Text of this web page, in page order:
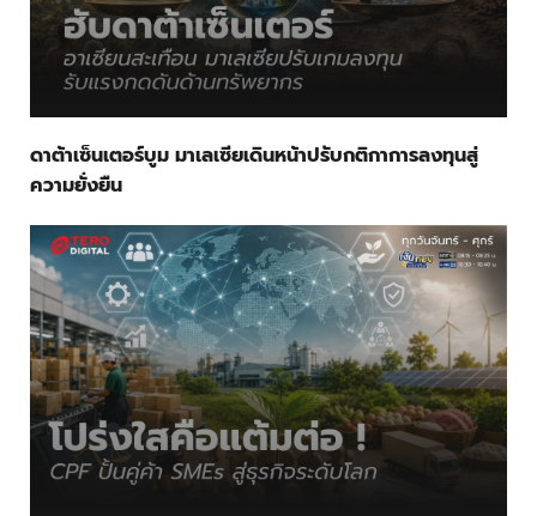
ดาต้าเซ็นเตอร์บูม มาเลเซียเดินหน้าปรับกติกาการลงทุนสู่
ความยั่งยืน